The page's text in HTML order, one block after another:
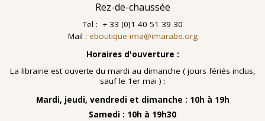
Rez-de-chaussée
Tel : + 33 (0)1 40 51 39 30
Mail : eboutique-ima@imarabe.org
Horaires d'ouverture :
La librairie est ouverte du mardi au dimanche ( jours fériés inclus,
sauf le 1er mai ) :
Mardi, jeudi, vendredi et dimanche : 10h à 19h
Samedi : 10h à 19h30